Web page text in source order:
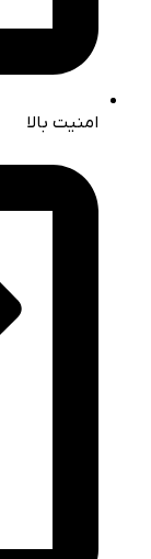
امنیت بالا